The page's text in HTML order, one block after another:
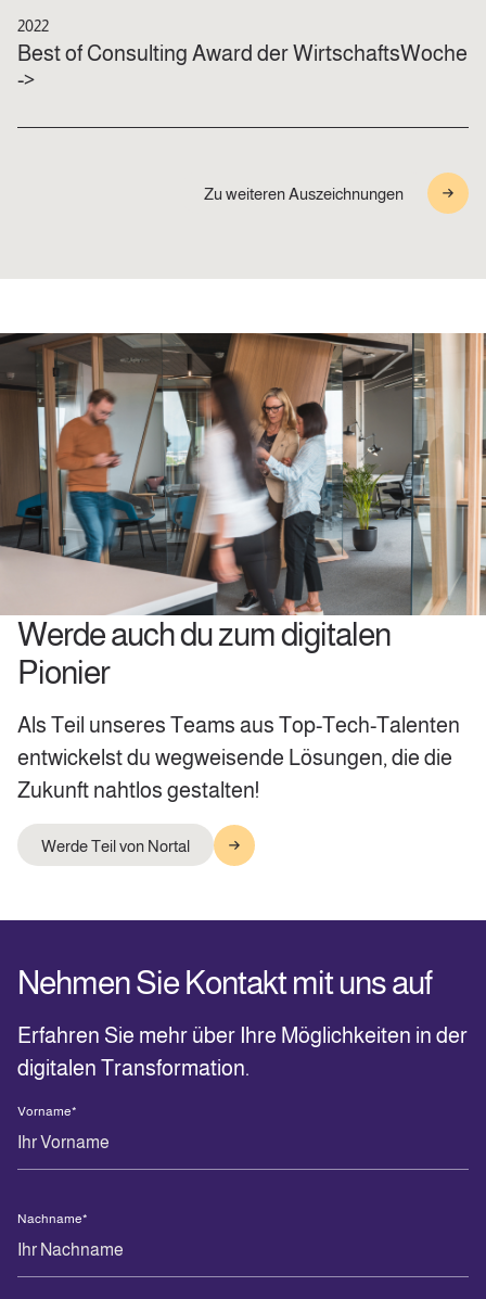
2022
Best of Consulting Award​ der WirtschaftsWoche
​->
Zu weiteren Auszeichnungen
​Werde auch du zum digitalen
Pionier
Als Teil unseres Teams aus Top-Tech-Talenten
entwickelst du wegweisende Lösungen, die die
Zukunft nahtlos gestalten!
Werde Teil von Nortal
Nehmen Sie Kontakt mit uns auf
Erfahren Sie mehr über Ihre Möglichkeiten in der
digitalen Transformation.
Vorname*
Nachname*